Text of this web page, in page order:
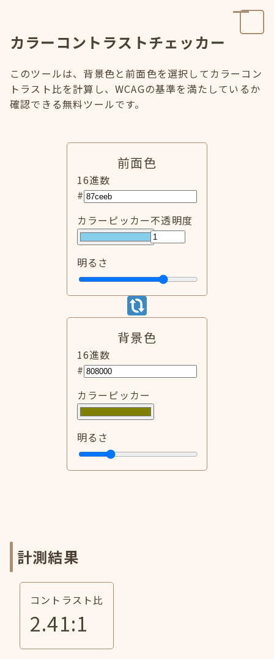
カラーコントラストチェッカー
このツールは、背景色と前面色を選択してカラーコン
トラスト比を計算し、WCAGの基準を満たしているか
確認できる無料ツールです。
前面色
16進数
#
カラーピッカー不透明度
明るさ
背景色
16進数
#
カラーピッカー
明るさ
計測結果
コントラスト比
2.41:1